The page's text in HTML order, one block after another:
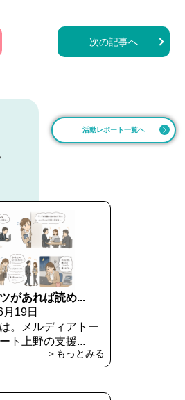
次の記事へ
活動レポート一覧へ
があれば読め...
19日
。メルディアトー
ト上野の支援...
＞もっとみる